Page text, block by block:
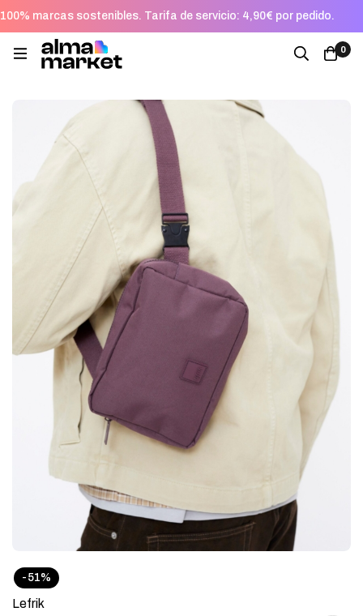
100% marcas sostenibles. Tarifa de servicio: 4,90€ por pedido.
0
-51%
Lefrik